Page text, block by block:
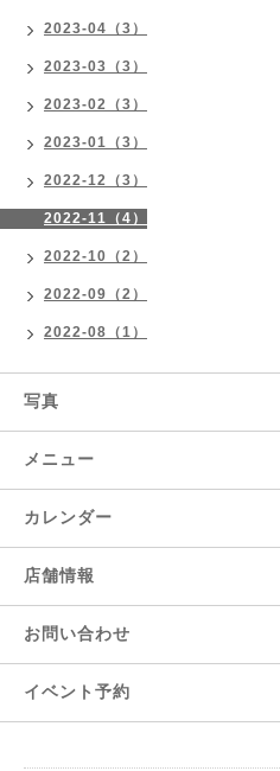
2023-04（3）
2023-03（3）
2023-02（3）
2023-01（3）
2022-12（3）
2022-11（4）
2022-10（2）
2022-09（2）
2022-08（1）
写真
メニュー
カレンダー
店舗情報
お問い合わせ
イベント予約